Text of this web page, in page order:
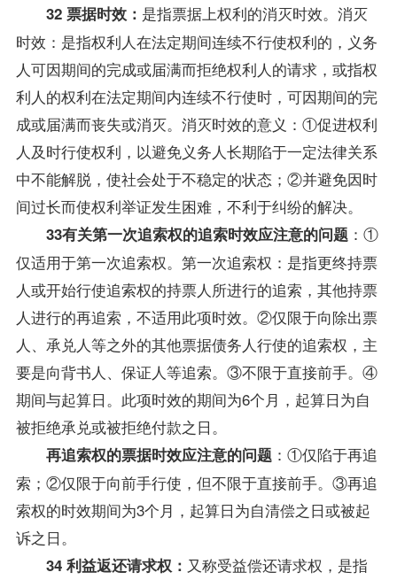
32 票据时效： 是指票据上权利的消灭时效。消灭
时效：是指权利人在法定期间连续不行使权利的，义务
人可因期间的完成或届满而拒绝权利人的请求，或指权
利人的权利在法定期间内连续不行使时，可因期间的完
成或届满而丧失或消灭。消灭时效的意义：①促进权利
人及时行使权利，以避免义务人长期陷于一定法律关系
中不能解脱，使社会处于不稳定的状态；②并避免因时
间过长而使权利举证发生困难，不利于纠纷的解决。
33有关第一次追索权的追索时效应注意的问题：①
仅适用于第一次追索权。第一次追索权：是指更终持票
人或开始行使追索权的持票人所进行的追索，其他持票
人进行的再追索，不适用此项时效。②仅限于向除出票
人、承兑人等之外的其他票据债务人行使的追索权，主
要是向背书人、保证人等追索。③不限于直接前手。④
期间与起算日。此项时效的期间为6个月，起算日为自
被拒绝承兑或被拒绝付款之日。
再追索权的票据时效应注意的问题：①仅陷于再追
索；②仅限于向前手行使，但不限于直接前手。③再追
索权的时效期间为3个月，起算日为自清偿之日或被起
诉之日。
34 利益返还请求权： 又称受益偿还请求权，是指